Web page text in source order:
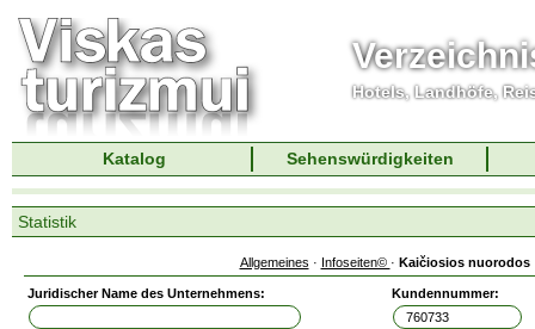
Hotels, Landhöfe,
Katalog Sehenswürdigkeiten
Statistik
Allgemeines · Infoseiten© · Kaičiosios nuorodos
Juridischer Name des Unternehmens: Kundennummer: